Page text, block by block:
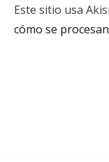
Este sitio usa
cómo se